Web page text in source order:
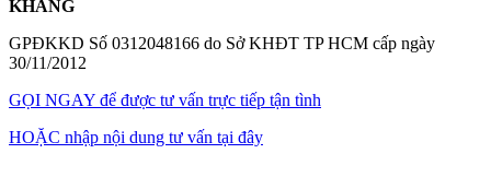
KHANG
GPĐKKD Số 0312048166 do Sở KHĐT TP HCM cấp ngày
30/11/2012
GỌI NGAY để được tư vấn trực tiếp tận tình
HOẶC nhập nội dung tư vấn tại đây